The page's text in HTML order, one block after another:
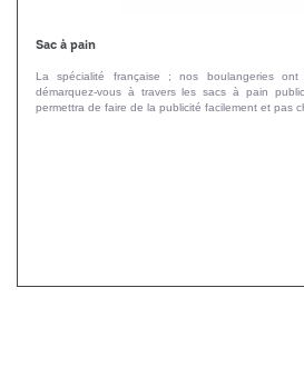
Sac à pain
La spécialité française ; nos boulangeries
démarquez-vous à travers les sacs à pain
permettra de faire de la publicité facilement et pas